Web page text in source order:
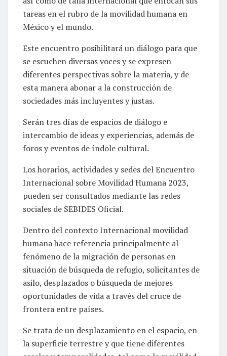
tareas en el rubro de la movilidad humana en
México y el mundo.
Este encuentro posibilitará un diálogo para que
se escuchen diversas voces y se expresen
diferentes perspectivas sobre la materia, y de
esta manera abonar a la construcción de
sociedades más incluyentes y justas.
Serán tres días de espacios de diálogo e
intercambio de ideas y experiencias, además de
foros y eventos de índole cultural.
Los horarios, actividades y sedes del Encuentro
Internacional sobre Movilidad Humana 2023,
pueden ser consultados mediante las redes
sociales de SEBIDES Oficial.
Dentro del contexto Internacional movilidad
humana hace referencia principalmente al
fenómeno de la migración de personas en
situación de búsqueda de refugio, solicitantes de
asilo, desplazados o búsqueda de mejores
oportunidades de vida a través del cruce de
frontera entre países.
Se trata de un desplazamiento en el espacio, en
la superficie terrestre y que tiene diferentes